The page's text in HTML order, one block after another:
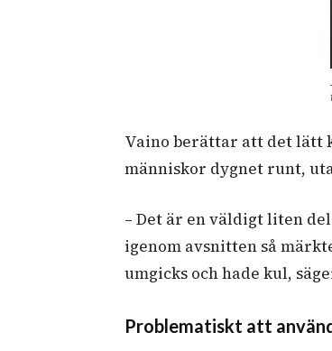
Vaino berättar att det lätt
människor dygnet runt,
– Det är en väldigt liten
igenom avsnitten så
umgicks och hade kul,
Problematiskt att